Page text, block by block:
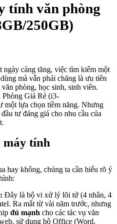
tính văn phòng
250GB)
ngày càng tăng, việc tìm kiếm một
mà vẫn phải chăng là ưu tiên
phòng, học sinh, sinh viên.
Giá Rẻ (i3-
một lựa chọn tiềm năng. Nhưng
tư đáng giá cho nhu cầu của
máy tính
hay không, chúng ta cần hiểu rõ ý
Đây là bộ vi xử lý lõi tứ (4 nhân, 4
Ra mắt từ vài năm trước, nhưng
đủ mạnh cho các tác vụ văn
sử dụng bộ Office (Word,